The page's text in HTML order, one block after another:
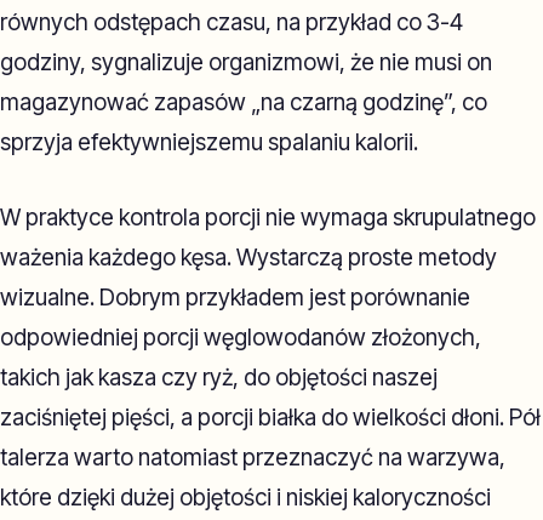
równych odstępach czasu, na przykład co 3-4
godziny, sygnalizuje organizmowi, że nie musi on
magazynować zapasów „na czarną godzinę”, co
sprzyja efektywniejszemu spalaniu kalorii.
W praktyce kontrola porcji nie wymaga skrupulatnego
ważenia każdego kęsa. Wystarczą proste metody
wizualne. Dobrym przykładem jest porównanie
odpowiedniej porcji węglowodanów złożonych,
takich jak kasza czy ryż, do objętości naszej
zaciśniętej pięści, a porcji białka do wielkości dłoni. Pół
talerza warto natomiast przeznaczyć na warzywa,
które dzięki dużej objętości i niskiej kaloryczności